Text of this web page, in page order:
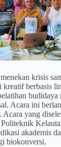
krisis
kreatif berbasis
Acara ini
yang
akademis
biokonversi.